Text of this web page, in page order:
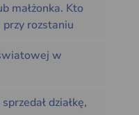
małżonka. Kto
rozstaniu
w
działkę,